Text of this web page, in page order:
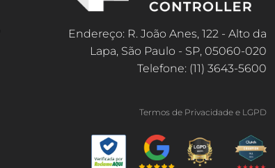
Endereço: R. João Anes, 122 - Alto da
Lapa, São Paulo - SP, 05060-020
Telefone: (11) 3643-5600
Termos de Privacidade e LGPD